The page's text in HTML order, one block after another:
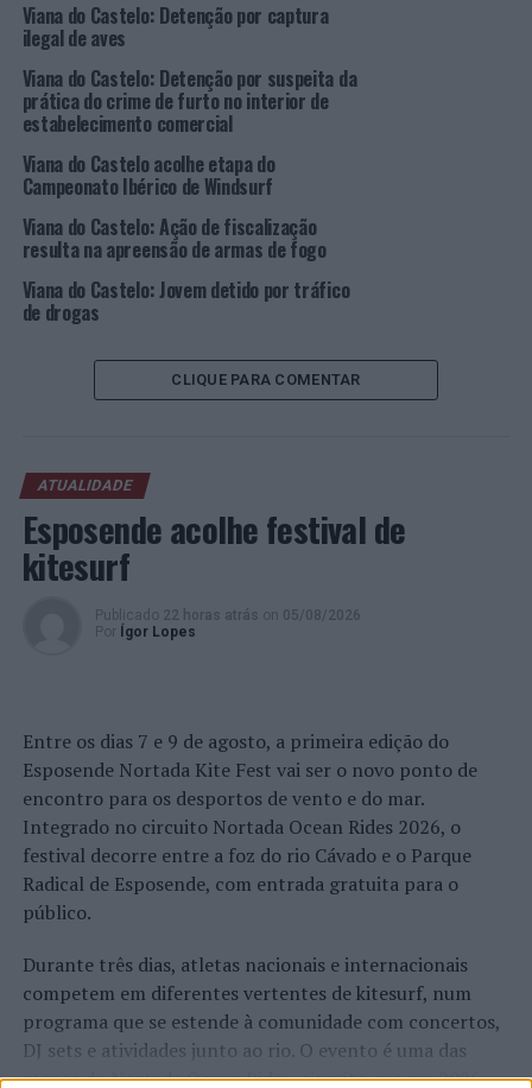
programa está ainda a ser marcado pela publicação de
conteúdos temáticos.
Nas redes sociais do município foram já promovidas 30
publicações temáticas, que alcançaram um total de
106.582 pessoas, entre vídeos, fotografias e curiosidades
alusivas ao dia mais romântico do ano.
Foto: CMVC.
TÓPICOS RELACIONADOS: DESTAQUE
HOTELARIA
“Retratos do Galo no Comércio Tradicional Barcelense”
NÃO PERCA
Santa Marta de Penaguião recebe o “Toque – V
Encontro de Tunas Rurais do Marão e do Alvão”
Viana do Castelo: Detenção por captura
ilegal de aves
Viana do Castelo: Detenção por suspeita da
prática do crime de furto no interior de
estabelecimento comercial
Viana do Castelo acolhe etapa do
Campeonato Ibérico de Windsurf
Viana do Castelo: Ação de fiscalização
resulta na apreensão de armas de fogo
Viana do Castelo: Jovem detido por tráfico
de drogas
CLIQUE PARA COMENTAR
ATUALIDADE
Esposende acolhe festival de
kitesurf
Publicado 22 horas atrás on 05/08/2026
Por
Ígor Lopes
Entre os dias 7 e 9 de agosto, a primeira edição do
Esposende Nortada Kite Fest vai ser o novo ponto de
encontro para os desportos de vento e do mar.
Integrado no circuito Nortada Ocean Rides 2026, o
festival decorre entre a foz do rio Cávado e o Parque
Radical de Esposende, com entrada gratuita para o
público.
Durante três dias, atletas nacionais e internacionais
competem em diferentes vertentes de kitesurf, num
programa que se estende à comunidade com concertos,
DJ sets e atividades junto ao rio. O evento é uma das
etapas do Nortada Ocean Rides, circuito que em 2026